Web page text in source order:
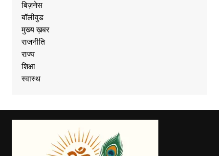
बिज़नेस
बॉलीवुड
मुख्य ख़बर
राजनीति
राज्य
शिक्षा
स्वास्थ